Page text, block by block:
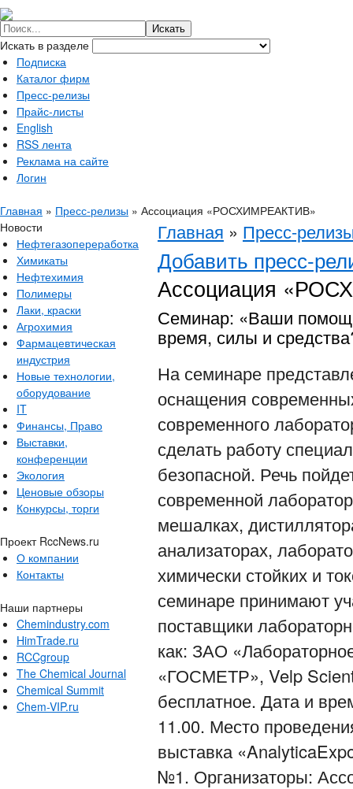
Искать в разделе
Подписка
Каталог фирм
Пресс-релизы
Прайс-листы
English
RSS лента
Реклама на сайте
Логин
Главная » Пресс-релизы » Ассоциация «РОСХИМРЕАКТИВ»
Новости
Нефтегазопереработка
Химикаты
Нефтехимия
Полимеры
Лаки, краски
Агрохимия
Фармацевтическая
индустрия
Новые технологии,
оборудование
IT
Финансы, Право
Выставки,
конференции
Экология
Ценовые обзоры
Конкурсы, торги
Проект RccNews.ru
О компании
Контакты
Наши партнеры
Chemindustry.com
HimTrade.ru
RCCgroup
The Chemical Journal
Chemical Summit
Chem-VIP.ru
Главная » Пресс-
Добавить пресс-
Ассоциация
Семинар: «Ваши
время, силы и
На семинаре
оснащения
современного
сделать работу
безопасной. Речь
современной
мешалках,
анализаторах,
химически стойких и
семинаре принимают
поставщики
как: ЗАО
«ГОСМЕТР», Velp
бесплатное. Дата и
11.00. Место
выставка
№1. Организаторы: